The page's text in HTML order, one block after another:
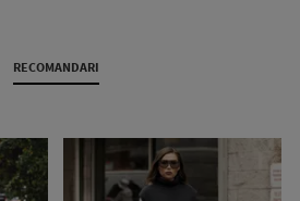
RECOMANDARI